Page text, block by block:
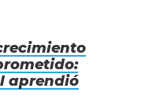
aprendió